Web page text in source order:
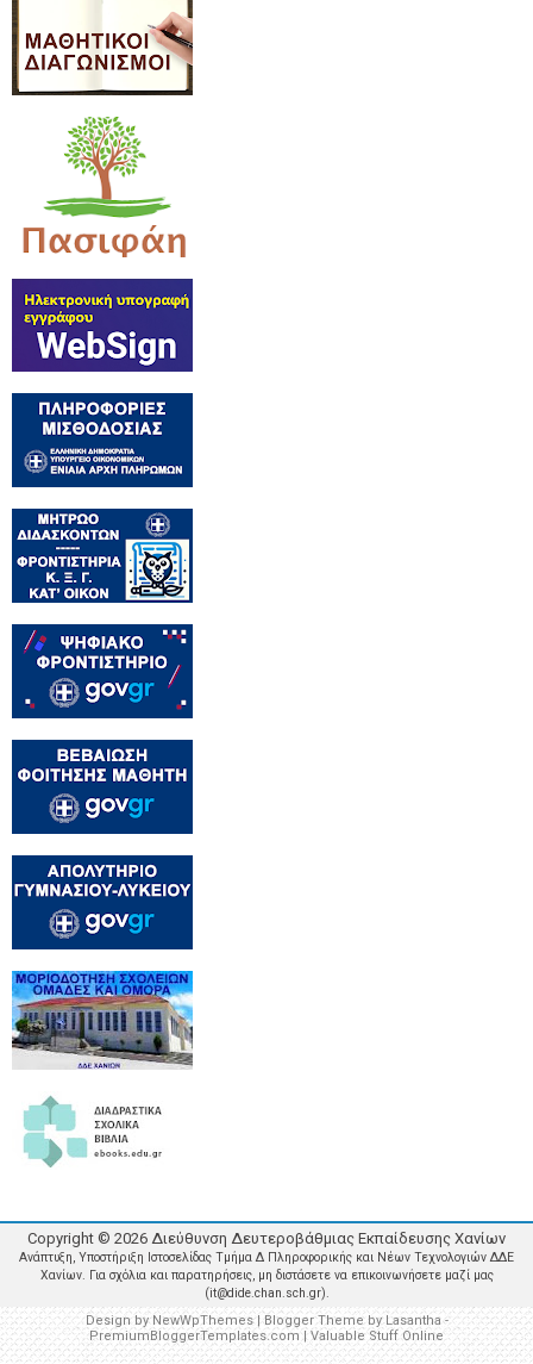
Copyright © 2026 Διεύθυνση Δευτεροβάθμιας Εκπαίδευσης Χανίων
Ανάπτυξη, Υποστήριξη Ιστοσελίδας Τμήμα Δ Πληροφορικής και Νέων Τεχνολογιών ΔΔΕ
Χανίων. Για σχόλια και παρατηρήσεις, μη διστάσετε να επικοινωνήσετε μαζί μας
(it@dide.chan.sch.gr).
Design byNewWpThemes| Blogger Theme byLasantha-
PremiumBloggerTemplates.com| Valuable Stuff Online